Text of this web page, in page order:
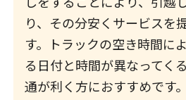
り、その分安くサービスを
す。トラックの空き時間に
る日付と時間が異なってく
通が利く方におすすめです。